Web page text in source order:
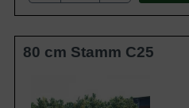
80 cm Stamm C25